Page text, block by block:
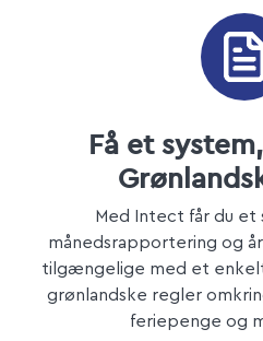
Få et
Med Intect får du et
månedsrapportering og
tilgængelige med et
grønlandske regler
feriepenge og